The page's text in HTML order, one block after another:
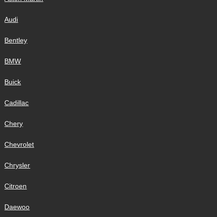
Audi
Bentley
BMW
Buick
Cadillac
Chery
Chevrolet
Chrysler
Citroen
Daewoo